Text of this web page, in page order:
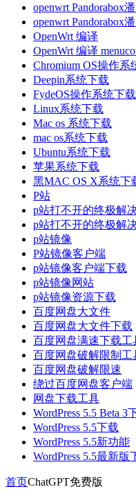
openwrt Pandorabox
openwrt Pandorabox
OpenWrt 编译
OpenWrt 编译
Chromium OS操作系
Deepin系统下载
FydeOS操作系统下载
Linux系统下载
Mac os 系统下载
mac os系统下载
Ubuntu系统下载
苹果系统下载
黑MAC OS X系统下
P站
p站打不开的终极解
p站打不开的终极解
p站镜像
P站镜像客户端
p站镜像客户端下载
p站镜像网站
p站镜像资源下载
百度网盘大文件
百度网盘大文件下载
百度网盘满速下载工
百度网盘破解限制工
百度网盘破解限速
绕过百度网盘客户端
网盘下载工具
WordPress 5.5 Beta 3
WordPress 5.5下载
WordPress 5.5新功能
WordPress 5.5最新版
首页ChatGPT免费版